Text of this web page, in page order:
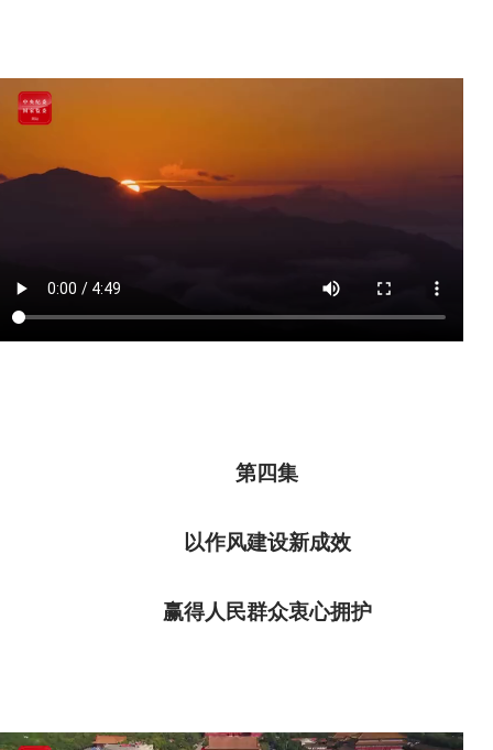
第四集
以作风建设新成效
赢得人民群众衷心拥护